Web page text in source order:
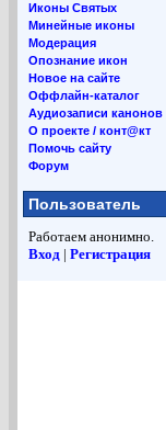
Иконы Святых
Минейные иконы
Модерация
Опознание икон
Новое на сайте
Оффлайн-каталог
Аудиозаписи канонов
О проекте / конт@кт
Помочь сайту
Форум
Пользователь
Работаем анонимно.
Вход | Регистрация